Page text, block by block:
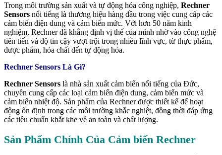
Trong môi trường sản xuất và tự động hóa công nghiệp, Rechner
Sensors nổi tiếng là thương hiệu hàng đầu trong việc cung cấp các
cảm biến điện dung và cảm biến mức. Với hơn 50 năm kinh
nghiệm, Rechner đã khẳng định vị thế của mình nhờ vào công nghệ
tiên tiến và độ tin cậy vượt trội trong nhiều lĩnh vực, từ thực phẩm,
dược phẩm, hóa chất đến tự động hóa.
Rechner Sensors Là Gì?
Rechner Sensors là nhà sản xuất cảm biến nổi tiếng của Đức,
chuyên cung cấp các loại cảm biến điện dung, cảm biến mức và
cảm biến nhiệt độ. Sản phẩm của Rechner được thiết kế để hoạt
động ổn định trong các môi trường khắc nghiệt, đồng thời đáp ứng
các tiêu chuẩn khắt khe về an toàn và chất lượng.
Sản Phẩm Chính Của Cảm biến Rechner